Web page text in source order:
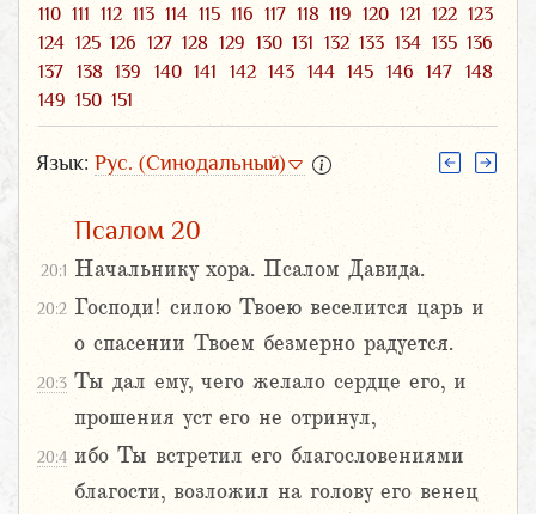
110 111 112 113 114 115 116 117 118 119 120 121 122 123
124 125 126 127 128 129 130 131 132 133 134 135 136
137
138 139 140 141 142 143 144 145 146 147
148
149 150 151
Язык: Рус. (Синодальный)
Псалом 20
20:1 Начальнику хора. Псалом Давида.
20:2 Господи! силою Твоею веселится царь и
о спасении Твоем безмерно радуется.
20:3 Ты дал ему, чего желало сердце его, и
прошения уст его не отринул,
20:4 ибо Ты встретил его благословениями
благости, возложил на голову его венец